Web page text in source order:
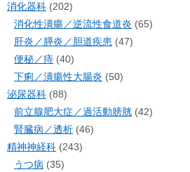
消化器科 (202)
消化性潰瘍／逆流性食道炎 (65)
肝炎／膵炎／胆道疾患 (47)
便秘／痔 (40)
下痢／潰瘍性大腸炎 (50)
泌尿器科 (88)
前立腺肥大症／過活動膀胱 (42)
腎臓病／透析 (46)
精神神経科 (243)
うつ病 (35)